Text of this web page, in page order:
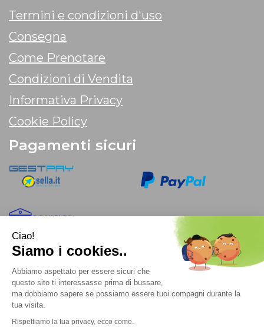
Termini e condizioni d'uso
Consegna
Come Prenotare
Condizioni di Vendita
Informativa Privacy
Cookie Policy
Pagamenti sicuri
Farmacia Chimenti dei Dott.ri Angela e Giorgio Chimenti Srl
Via Giovanni Paolo Primo, 43A 32100 Belluno (BL) P.Iva:
01016680256
Ciao!
Siamo i cookies..
Abbiamo aspettato per essere sicuri che
questo sito ti interessasse prima di bussare,
ma dobbiamo sapere se possiamo essere tuoi compagni durante la
tua visita.
Rispettiamo la tua privacy, ecco come.